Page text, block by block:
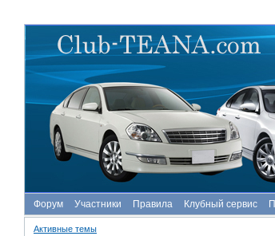
Форум Участники Правила Клубный сервис
Активные темы